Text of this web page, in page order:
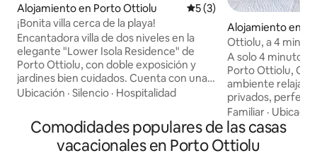
Alojamiento en Porto Ottiolu Calificación promedio: 5
5 (3)
¡Bonita villa cerca de la playa!
Encantadora villa de dos niveles en la
elegante "Lower Isola Residence" de
Porto Ottiolu, con doble exposición y
jardines bien cuidados. Cuenta con una
terraza con vistas al mar, un amplio salón
equipada, una terraza trasera con
barbacoa, una ducha al aire libre, un
dormitorio doble, un baño con bañera y
Ubicación · Silencio · Hospitalidad
Alojamiento en
Ottiolu, a 4 min
A solo 4 minutos
Porto Ottiolu,
ambiente
privados,
aire libre. Disfruta
sombra, una
de la playa o una
Amueblado para
Familiar ·
Comodidades populares de las casas
vacacionales en Porto Ottiolu